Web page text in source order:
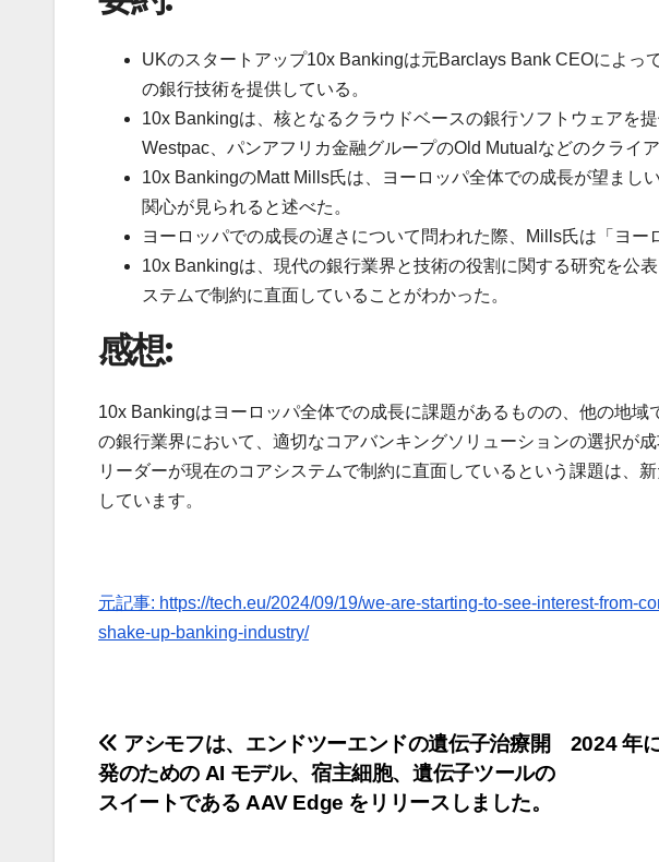
UKのスタートアップ10x Bankingは元Barclays Bank CEOによっ
の銀行技術を提供している。
10x Bankingは、核となるクラウドベースの銀行ソフトウェアを
Westpac、パンアフリカ金融グループのOld Mutualなどのクライア
10x BankingのMatt Mills氏は、ヨーロッパ全体での成長が望まし
関心が見られると述べた。
ヨーロッパでの成長の遅さについて問われた際、Mills氏は「ヨー
10x Bankingは、現代の銀行業界と技術の役割に関する研究を公
ステムで制約に直面していることがわかった。
感想:
10x Bankingはヨーロッパ全体での成長に課題があるものの、他の地
の銀行業界において、適切なコアバンキングソリューションの選択が
リーダーが現在のコアシステムで制約に直面しているという課題は、
しています。
元記事: https://tech.eu/2024/09/19/we-are-starting-to-see-interest-from-
shake-up-banking-industry/
投
稿
2024 年
アシモフは、エンドツーエンドの遺伝子治療開
発のための AI モデル、宿主細胞、遺伝子ツールの
スイートである AAV Edge をリリースしました。